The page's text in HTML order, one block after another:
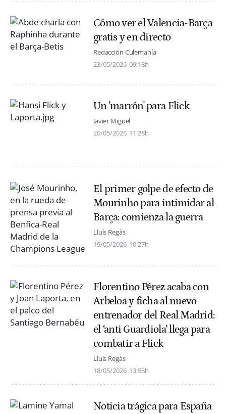
Cómo ver el Valencia-Barça
gratis y en directo
Redacción Culemanía
23/05/2026 09:18h
Un 'marrón' para Flick
Javier Miguel
20/05/2026 11:28h
El primer golpe de efecto de
Mourinho para intimidar al
Barça: comienza la guerra
Lluís Regàs
19/05/2026 10:27h
Florentino Pérez acaba con
Arbeloa y ficha al nuevo
entrenador del Real Madrid:
el ‘anti Guardiola’ llega para
combatir a Flick
Lluís Regàs
18/05/2026 13:53h
Noticia trágica para España